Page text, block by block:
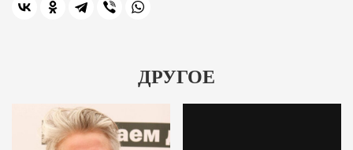
ДРУГОЕ